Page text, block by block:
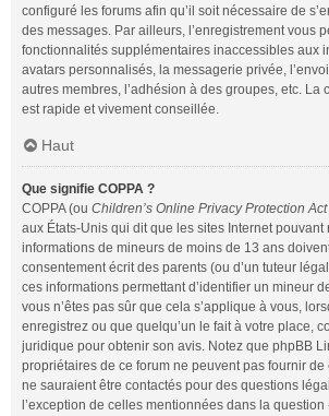
configuré les forums afin qu’il soit nécessaire de
des messages. Par ailleurs, l’enregistrement vous
fonctionnalités supplémentaires inaccessibles aux
avatars personnalisés, la messagerie privée,
autres membres, l’adhésion à des groupes, etc. La
est rapide et vivement conseillée.
Haut
Que signifie COPPA ?
COPPA (ou Children’s Online Privacy Protection Act
aux États-Unis qui dit que les sites Internet pouvant
informations de mineurs de moins de 13 ans
consentement écrit des parents (ou d’un tuteur
ces informations permettant d’identifier un mineur
vous n’êtes pas sûr que cela s’applique à vous,
enregistrez ou que quelqu’un le fait à votre place,
juridique pour obtenir son avis. Notez que phpBB
propriétaires de ce forum ne peuvent pas fournir
ne sauraient être contactés pour des questions
l’exception de celles mentionnées dans la